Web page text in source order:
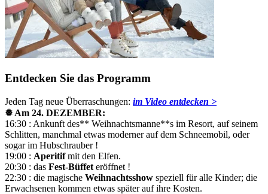
Entdecken Sie das Programm
Jeden Tag neue Überraschungen: im Video entdecken >
❅ Am 24. DEZEMBER:
16:30 : Ankunft des** Weihnachtsmanne**s im Resort, auf seinem
Schlitten, manchmal etwas moderner auf dem Schneemobil, oder
sogar im Hubschrauber !
19:00 : Aperitifmit den Elfen.
20:30 : das Fest-Büffet eröffnet !
22:30 : die magische Weihnachtsshow speziell für alle Kinder; die
Erwachsenen kommen etwas später auf ihre Kosten.